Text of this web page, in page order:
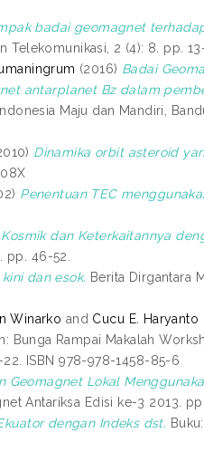
badai geomagnet
Telekomunikasi, 2 (4): 8. pp.
(2016) Badai
antarplanet Bz dalam
Maju dan Mandiri,
Dinamika orbit asteroid
Penentuan TEC
dan Keterkaitannya
pp. 46-52.
dan esok. Berita Dirgantara
Winarko and Cucu E. Haryanto
Bunga Rampai Makalah
ISBN 978-978-1458-85-6
Geomagnet Lokal
Antariksa Edisi ke-3 2013.
dengan Indeks dst.